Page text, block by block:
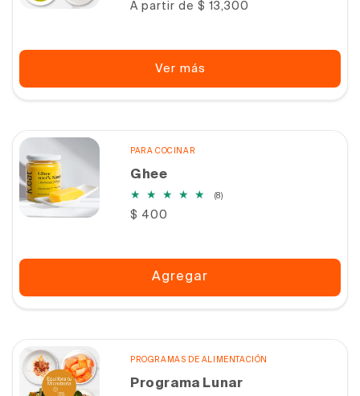
totales
Precio
A partir de $ 13,300
Ver más
PARA COCINAR
Ghee
(8)8
Precio
$ 400
Agregar
PROGRAMAS DE ALIMENTACIÓN
Programa Lunar